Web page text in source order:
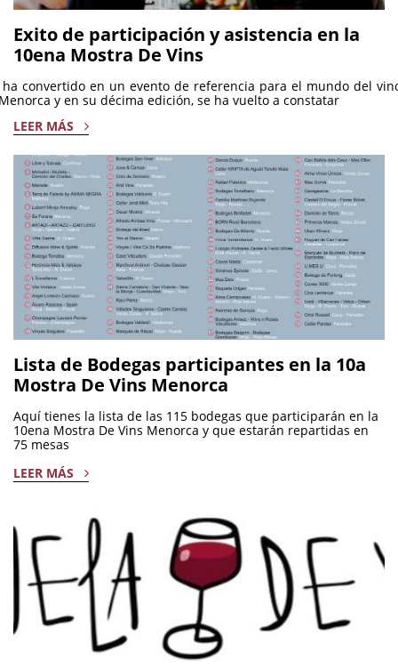
Exito de participación y asistencia en la
10ena Mostra De Vins
convertido en un evento de referencia para el mundo del
y en su décima edición, se ha vuelto a constatar
LEER MÁS
Lista de Bodegas participantes en la 10a
Mostra De Vins Menorca
Aquí tienes la lista de las 115 bodegas que participarán en la
10ena Mostra De Vins Menorca y que estarán repartidas en
75 mesas
LEER MÁS